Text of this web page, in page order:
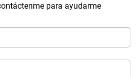
para ayudarme